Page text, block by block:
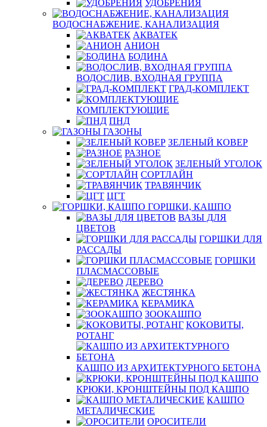
УДОБРЕНИЯ
ВОДОСНАБЖЕНИЕ, КАНАЛИЗАЦИЯ
АКВАТЕК
АНИОН
БОДИНА
ВОДОСЛИВ, ВХОДНАЯ ГРУППА
ГРАД-КОМПЛЕКТ
КОМПЛЕКТУЮЩИЕ
ПНД
ГАЗОНЫ
ЗЕЛЕНЫЙ КОВЕР
РАЗНОЕ
ЗЕЛЕНЫЙ УГОЛОК
СОРТЛАЙН
ТРАВЯНЧИК
ЦГТ
ГОРШКИ, КАШПО
ВАЗЫ ДЛЯ
ЦВЕТОВ
ГОРШКИ ДЛЯ
РАССАДЫ
ГОРШКИ
ПЛАСМАССОВЫЕ
ДЕРЕВО
ЖЕСТЯНКА
КЕРАМИКА
ЗООКАШПО
КОКОВИТЫ,
РОТАНГ
КАШПО ИЗ АРХИТЕКТУРНОГО БЕТОНА
КРЮКИ, КРОНШТЕЙНЫ ПОД КАШПО
КАШПО
МЕТАЛИЧЕСКИЕ
ОРОСИТЕЛИ